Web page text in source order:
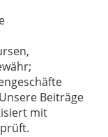
Beiträge
mit